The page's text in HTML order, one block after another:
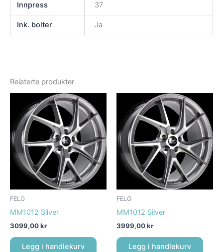
Innpress 37
Ink. bolter Ja
Relaterte produkter
FELG
MM1012 Silver
3099,00kr
Legg i handlekurv
FELG
MM1012 Silver
3999,00kr
Legg i handlekurv